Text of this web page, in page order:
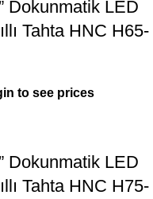
Dokunmatik LED
Tahta HNC H65-
to see prices
Dokunmatik LED
Tahta HNC H75-